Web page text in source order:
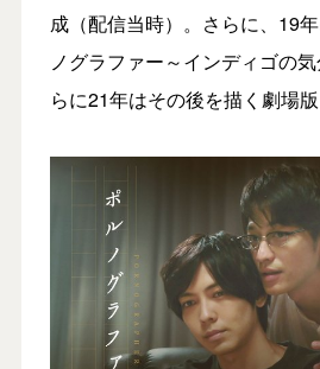
成（配信当時）。さらに、19
ノグラファー～インディゴの
らに21年はその後を描く劇場版